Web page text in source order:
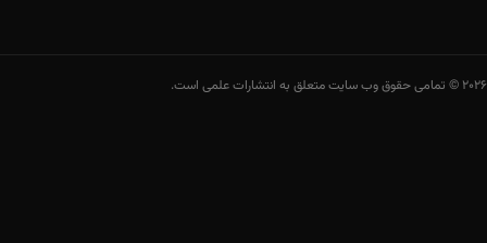
2026 © تمامی حقوق وب سایت متعلق به انتشارات علمی است.